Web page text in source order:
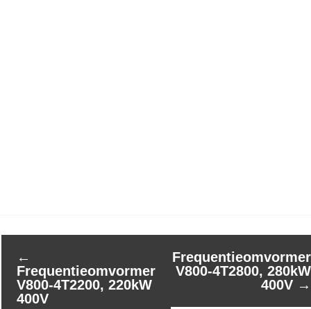
←
Frequentieomvormer
V800-4T2200, 220kW
400V
Frequentieomvormer
V800-4T2800, 280kW
400V →